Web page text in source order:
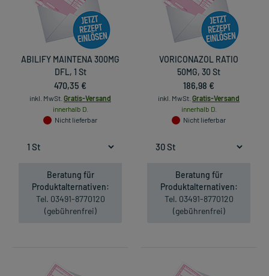
ABILIFY MAINTENA 300MG
DFL, 1 St
470,35 €
inkl. MwSt. Gratis-Versand
innerhalb D.
Nicht lieferbar
Beratung für
Produktalternativen:
Tel. 03491-8770120
(gebührenfrei)
VORICONAZOL RATIO
50MG, 30 St
186,98 €
inkl. MwSt. Gratis-Versand
innerhalb D.
Nicht lieferbar
Beratung für
Produktalternativen:
Tel. 03491-8770120
(gebührenfrei)